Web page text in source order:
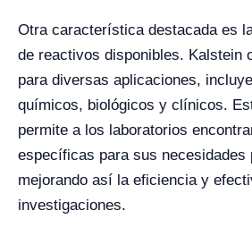
Otra característica destacada es
de reactivos disponibles. Kalstein
para diversas aplicaciones,
químicos, biológicos y clínicos.
permite a los laboratorios
específicas para sus necesidades
mejorando así la eficiencia y
investigaciones.